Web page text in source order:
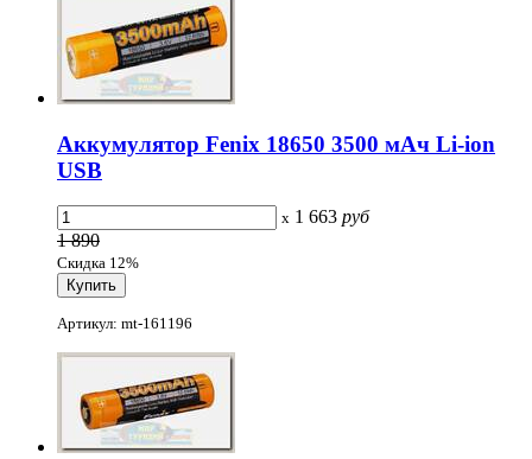
Аккумулятор Fenix 18650 3500 мАч Li-ion
USB
x 1 663 руб
1 890
Скидка 12%
Артикул: mt-161196